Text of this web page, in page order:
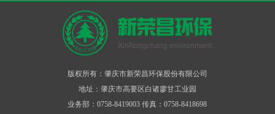
版权所有：肇庆市新荣昌环保股份有限公司
地址：肇庆市高要区白诸廖甘工业园
业务部：0758-8419003 传真：0758-8418698